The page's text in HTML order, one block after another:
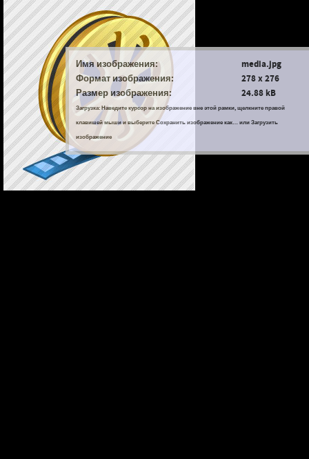
Имя изображения:
media.jpg
Формат изображения:
278 x 276
Размер изображения:
24.88 kB
Загрузка: Наведите курсор на изображение вне этой рамки, щелкните правой
клавишей мыши и выберите Сохранить изображение как… или Загрузить
изображение